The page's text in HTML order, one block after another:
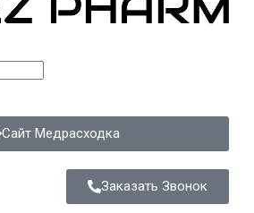
Сайт Медрасходка
Заказать Звонок